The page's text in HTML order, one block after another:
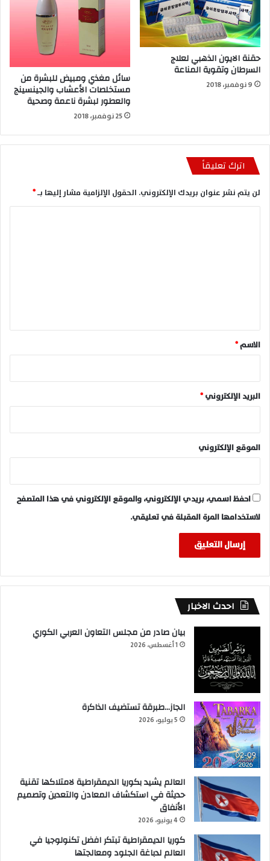
حقنة الايون الذهبي لعلاج
السرطان وتقوية المناعة
9 نوفمبر، 2018 سائل مغذي ومبيض للبشرة من
مستخلصات الأعشاب والجينسينج
والعطور لبشرة ناعمة وصحية
25 نوفمبر، 2018
اترك تعليقاً
لن يتم نشر عنوان بريدك الإلكتروني. الحقول الإلزامية مشار إليها بـ*
*
الاسم*
البريد الإلكتروني*
الموقع الإلكتروني
احفظ اسمي، بريدي الإلكتروني، والموقع الإلكتروني في هذا المتصفح
لاستخدامها المرة المقبلة في تعليقي.
احدث الاخبار
بيان صادر من مجلس التعاون العربي الكوري
1 أغسطس، 2026
الجاز…طبرقة تستضيف الذاكرة
5 يوليو، 2026
العالم يشيد بكوريا الديمقراطية لامتلاكها تقنية
حديثة في استكشاف المعادن والتعدين وتصميم
الأنفاق
4 يونيو، 2026
كوريا الديمقراطية تبتكر افضل تكنولوجيا في
العالم لدباغة الجلود ومعالجتها